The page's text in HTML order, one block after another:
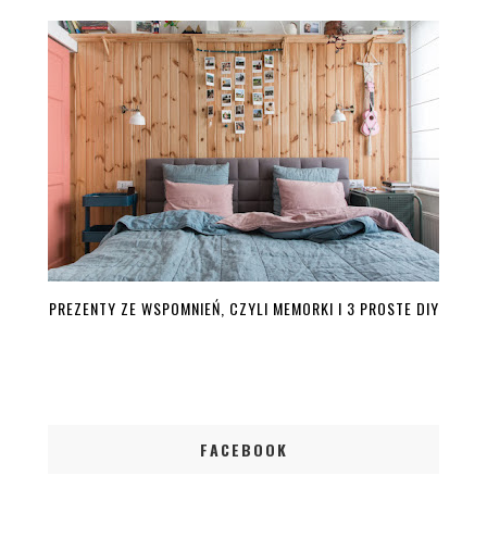
PREZENTY ZE WSPOMNIEŃ, CZYLI MEMORKI I 3 PROSTE DIY
FACEBOOK